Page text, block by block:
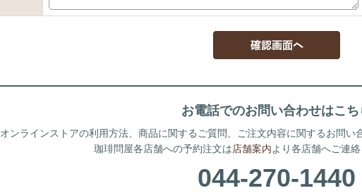
お電話でのお問い合わせはこち
オンラインストアの利用方法、商品に関するご質問、ご注文内容に関するお問い
珈琲問屋各店舗への予約注文は店舗案内より各店舗へご連
044-270-1440